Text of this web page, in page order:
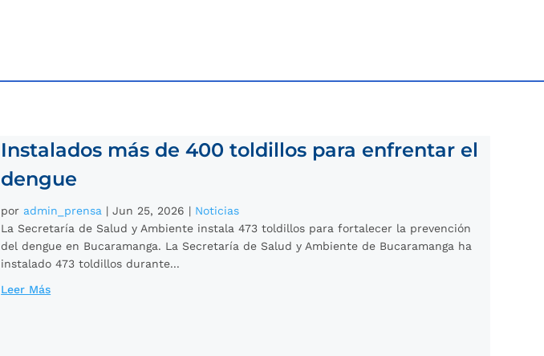
Instalados más de 400 toldillos para enfrentar el
dengue
por admin_prensa |Jun 25, 2026 | Noticias
La Secretaría de Salud y Ambiente instala 473 toldillos para fortalecer la prevención
del dengue en Bucaramanga. La Secretaría de Salud y Ambiente de Bucaramanga ha
instalado 473 toldillos durante...
Leer Más